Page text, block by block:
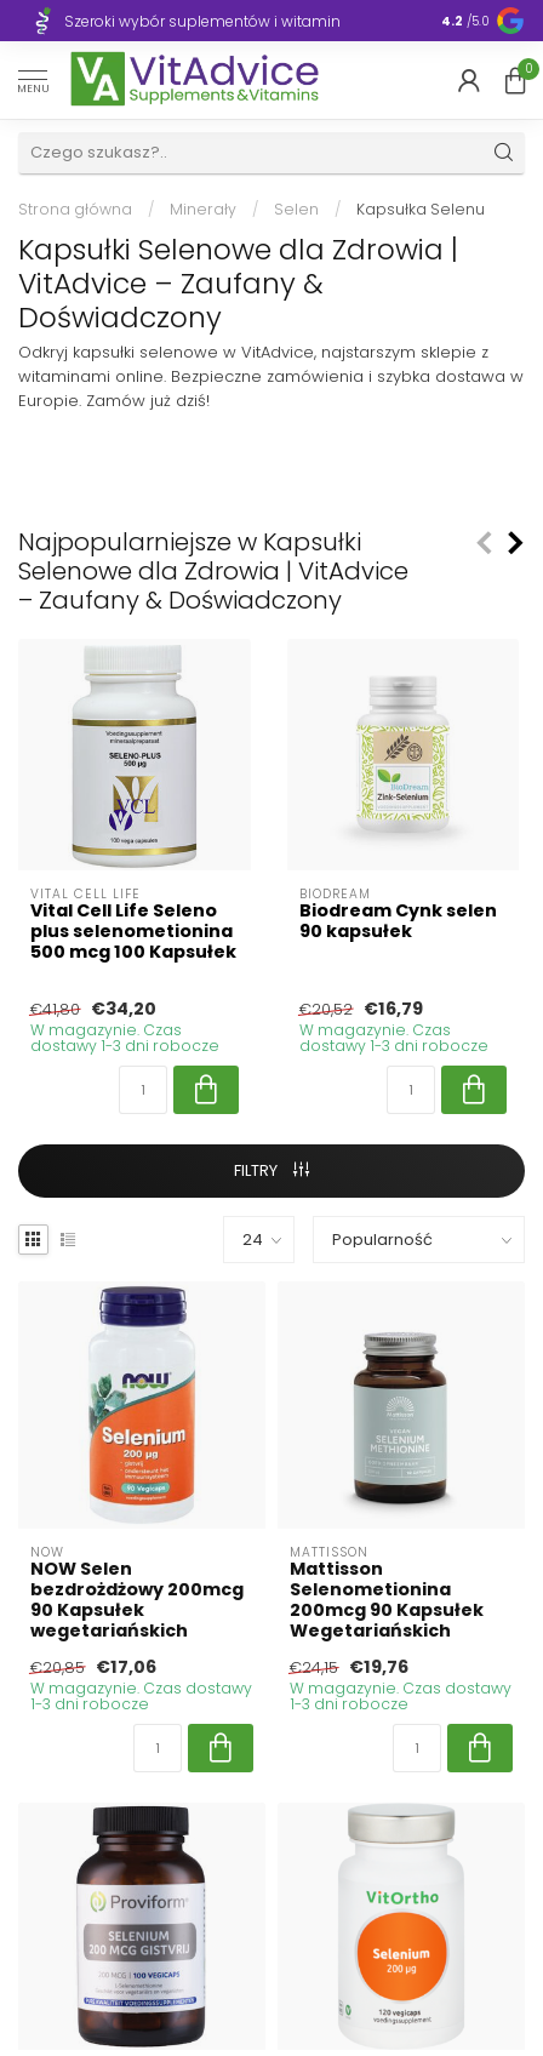
Szeroki wybór suplementów i witamin 4.2 /5.0
MENU
0
Strona główna / Minerały / Selen / Kapsułka Selenu
Kapsułki Selenowe dla Zdrowia |
VitAdvice – Zaufany &
Doświadczony
Odkryj kapsułki selenowe w VitAdvice, najstarszym sklepie z
witaminami online. Bezpieczne zamówienia i szybka dostawa w
Europie. Zamów już dziś!
Najpopularniejsze w Kapsułki
Selenowe dla Zdrowia | VitAdvice
– Zaufany & Doświadczony
VITAL CELL LIFE
Vital Cell Life Seleno
plus selenometionina
500 mcg 100 Kapsułek
€41,80 €34,20
W magazynie. Czas
dostawy 1-3 dni robocze
BIODREAM
Biodream Cynk selen
90 kapsułek
€20,52 €16,79
W magazynie. Czas
dostawy 1-3 dni robocze
FILTRY
NOW
NOW Selen
bezdrożdżowy 200mcg
90 Kapsułek
wegetariańskich
€20,85 €17,06
W magazynie. Czas dostawy
1-3 dni robocze
MATTISSON
Mattisson
Selenometionina
200mcg 90 Kapsułek
Wegetariańskich
€24,15 €19,76
W magazynie. Czas dostawy
1-3 dni robocze